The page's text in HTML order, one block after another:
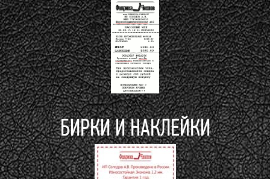
БИРКИ И НАКЛЕЙКИ